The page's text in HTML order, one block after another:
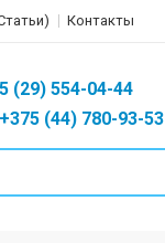
Контакты
(29) 554-04-44
(44) 780-93-53